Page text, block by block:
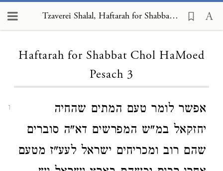
Tzaverei Shalal, Haftarah for Shabbat Chol HaMoed Pesach 3
Haftarah for Shabbat Chol HaMoed
Pesach 3
1
אפשר לומר טעם המתים שהחיה
יחזקאל במ"ש המפרשים דא"ה סוברים
שהם רוב ומכריחים ישראל לעע"ז מטעם